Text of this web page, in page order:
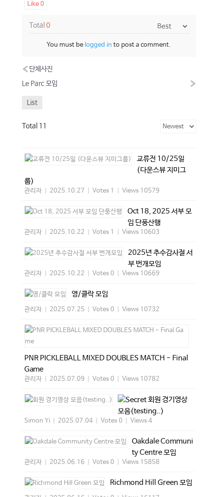
Like 0
Total 0
You must be logged in to post a comment.
« 단체사진
Le Parc 모임
»
List
Total 11
교류전 10/25일
(다운스뷰 지미그
룹)
관리자 2025.10.27 Votes 1 Views 10579
Oct 18, 2025 서부 모
임 단풍산행
관리자 2025.10.22 Votes 1 Views 10603
2025년 추수감사절 서
부 번개모임
관리자 2025.10.22 Votes 0 Views 10669
영/클락 모임
관리자 2025.07.25 Votes 0 Views 10732
PNR PICKLEBALL MIXED DOUBLES MATCH - Final
Game
관리자 2025.07.09 Votes 0 Views 10782
회원 경기영상
모음(testing..)
Simon Yi 2025.07.04 Votes 0 Views 4
Oakdale Communi
ty Centre 모임
관리자 2025.06.16 Votes 0 Views 15858
Richmond Hill Green 모임